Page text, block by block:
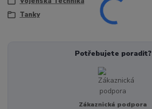
Tanky
Potřebujete poradit?
Zákaznická podpora